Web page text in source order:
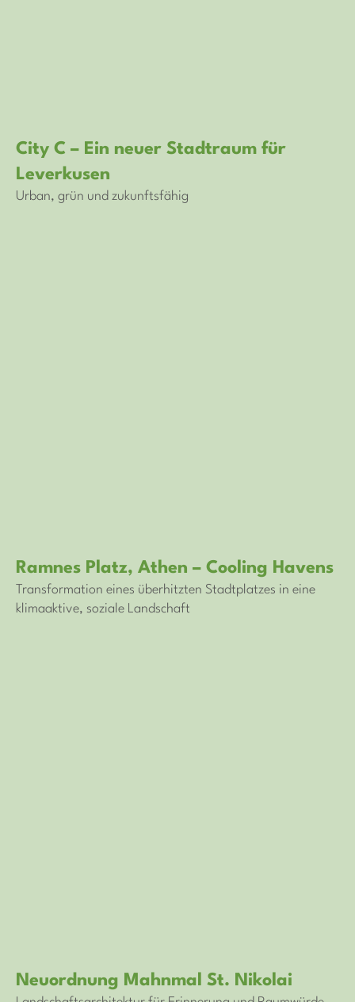
City C – Ein neuer Stadtraum für
Leverkusen
Urban, grün und zukunftsfähig
Ramnes Platz, Athen – Cooling Havens
Transformation eines überhitzten Stadtplatzes in eine
klimaaktive, soziale Landschaft
Neuordnung Mahnmal St. Nikolai